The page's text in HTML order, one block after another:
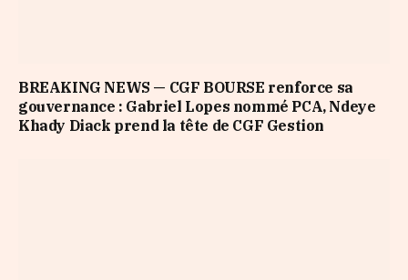
BREAKING NEWS — CGF BOURSE renforce sa
gouvernance : Gabriel Lopes nommé PCA, Ndeye
Khady Diack prend la tête de CGF Gestion